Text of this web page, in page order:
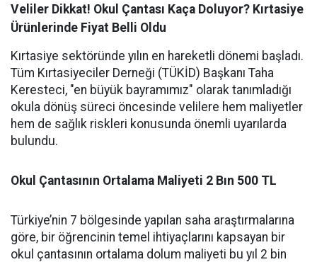
Veliler Dikkat! Okul Çantası Kaça Doluyor? Kırtasiye
Ürünlerinde Fiyat Belli Oldu
Kırtasiye sektöründe yılın en hareketli dönemi başladı.
Tüm Kırtasiyeciler Derneği (TÜKİD) Başkanı Taha
Keresteci, "en büyük bayramımız" olarak tanımladığı
okula dönüş süreci öncesinde velilere hem maliyetler
hem de sağlık riskleri konusunda önemli uyarılarda
bulundu.
Okul Çantasının Ortalama Maliyeti 2 Bın 500 TL
Türkiye’nin 7 bölgesinde yapılan saha araştırmalarına
göre, bir öğrencinin temel ihtiyaçlarını kapsayan bir
okul çantasının ortalama dolum maliyeti bu yıl 2 bin